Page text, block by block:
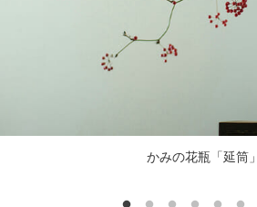
かみの花瓶「延筒」